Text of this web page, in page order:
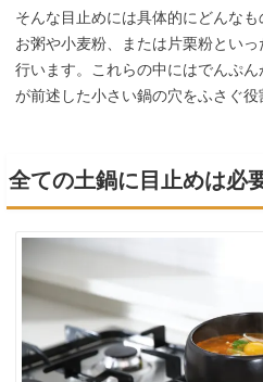
そんな目止めには具体的にどんなも
お粥や小麦粉、または片栗粉とい
行います。これらの中にはでんぷ
が前述した小さい鍋の穴をふさぐ役
全ての土鍋に目止めは必